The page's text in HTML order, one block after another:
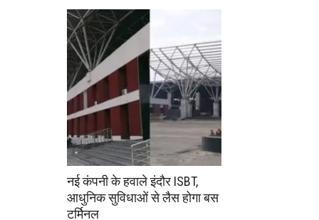
नई कंपनी के हवाले इंदौर ISBT,
आधुनिक सुविधाओं से लैस होगा बस
टर्मिनल